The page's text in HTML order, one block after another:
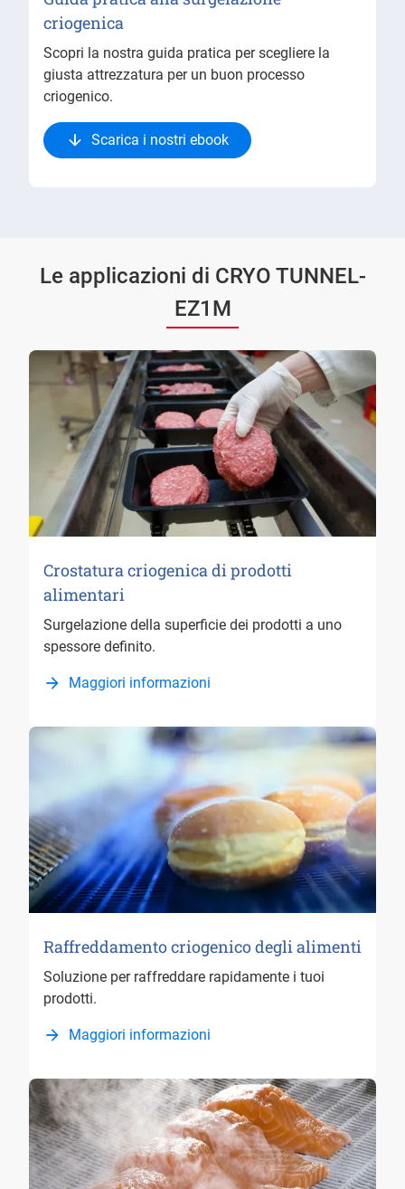
criogenica
Scopri la nostra guida pratica per scegliere la
giusta attrezzatura per un buon processo
criogenico.
Scarica i nostri ebook
Le applicazioni di CRYO TUNNEL-
EZ1M
Crostatura criogenica di prodotti
alimentari
Surgelazione della superficie dei prodotti a uno
spessore definito.
Maggiori informazioni
Raffreddamento criogenico degli alimenti
Soluzione per raffreddare rapidamente i tuoi
prodotti.
Maggiori informazioni